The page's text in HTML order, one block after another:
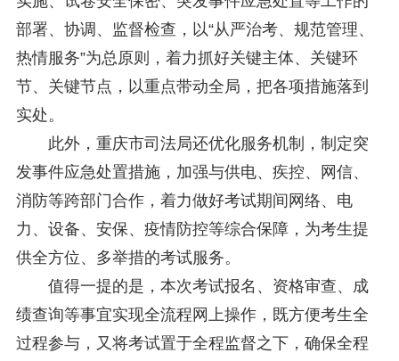
部署、协调、监督检查，以“从严治考、规范管理、
热情服务”为总原则，着力抓好关键主体、关键环
节、关键节点，以重点带动全局，把各项措施落到
实处。
此外，重庆市司法局还优化服务机制，制定突
发事件应急处置措施，加强与供电、疾控、网信、
消防等跨部门合作，着力做好考试期间网络、电
力、设备、安保、疫情防控等综合保障，为考生提
供全方位、多举措的考试服务。
值得一提的是，本次考试报名、资格审查、成
绩查询等事宜实现全流程网上操作，既方便考生全
过程参与，又将考试置于全程监督之下，确保全程